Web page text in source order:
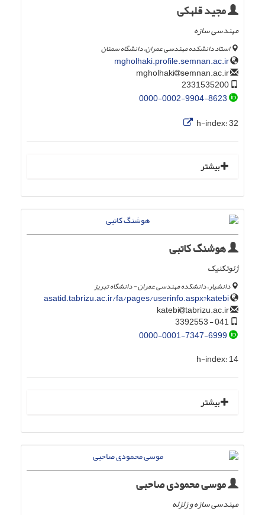
مجید قلهکی
مهندسی سازه
استاد دانشکده مهندسی عمران، دانشگاه سمنان
mgholhaki.profile.semnan.ac.ir
semnan.ac.ir
0000-0002-9904-8623
h-index:32
بیشتر
هوشنگ کاتبی
ژئوتکنیک
دانشیار، دانشکده مهندسی عمران - دانشگاه تبریز
asatid.tabrizu.ac.ir/fa/pages/userinfo.aspx?katebi
tabrizu.ac.ir
0000-0001-7347-6999
h-index:14
بیشتر
موسی محمودی صاحبی
مهندسی سازه و زلزله